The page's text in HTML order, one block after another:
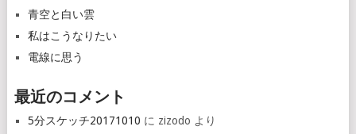
青空と白い雲
私はこうなりたい
電線に思う
最近のコメント
5分スケッチ20171010 に zizodo より